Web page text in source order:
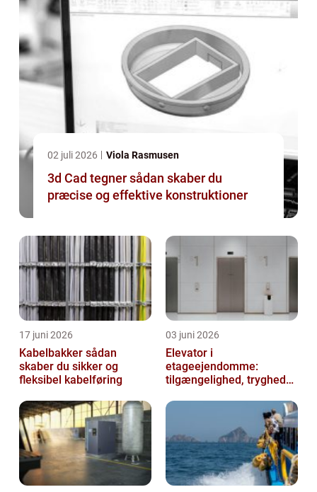
02 juli 2026 Viola Rasmusen
3d Cad tegner sådan skaber du
præcise og effektive konstruktioner
17 juni 2026
Kabelbakker sådan
skaber du sikker og
fleksibel kabelføring
03 juni 2026
Elevator i
etageejendomme:
tilgængelighed, tryghed